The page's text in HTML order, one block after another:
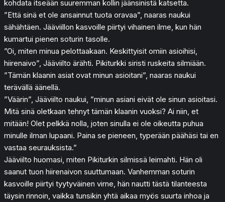
kohdata itseään suuremman kollin jäänsinistä katsetta.
”Että sinä et ole ansainnut tuota oravaa”, naaras naukui
sähähtäen. Jääviillon kasvoille piirtyi vihainen ilme, kun hän
kumartui pienen soturin tasolle.
”Oi, miten minua pelottaakaan. Keskittyisit omiin asioihisi,
hiirenaivo”, Jääviilto ärähti. Pikiturkki siristi ruskeita silmiään.
”Tämän klaanin asiat ovat minun asioitani”, naaras naukui
terävällä äänellä.
”Väärin”, Jääviilto naukui, ”minun asiani eivät ole sinun asioitasi.
Mitä sinä oletkaan tehnyt tämän klaanin vuoksi? Ai niin, et
mitään! Olet pelkkä nolla, joten sinulla ei ole oikeutta puhua
minulle ilman lupaani. Paina se pieneen, typerään päähäsi tai en
vastaa seurauksista.”
Jääviilto huomasi, miten Pikiturkin silmissä leimahti. Hän oli
saanut tuon hiirenaivon suuttumaan. Vanhemman soturin
kasvoille piirtyi tyytyväinen virne, hän nautti tästä tilanteesta
täysin rinnoin, vaikka tunsikin yhtä aikaa myös suurta inhoa ja